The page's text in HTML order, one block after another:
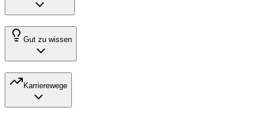
Gut zu wissen
Karrierewege